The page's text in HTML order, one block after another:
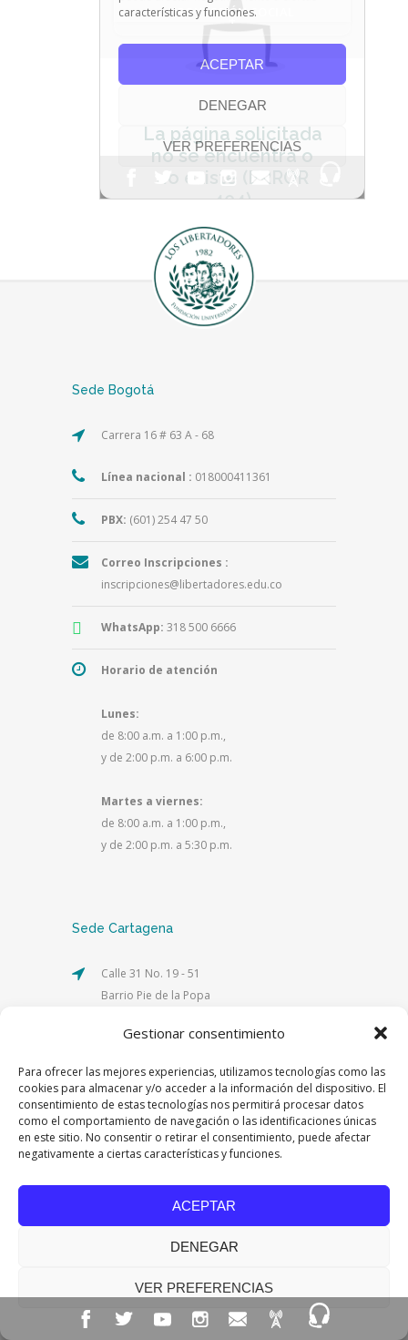
Gestionar consentimiento
Para ofrecer las mejores experiencias, utilizamos tecnologías como las
cookies para almacenar y/o acceder a la información del dispositivo. El
consentimiento de estas tecnologías nos permitirá procesar datos
como el comportamiento de navegación o las identificaciones únicas
en este sitio. No consentir o retirar el consentimiento, puede afectar
negativamente a ciertas características y funciones.
ACEPTAR
DENEGAR
VER PREFERENCIAS
Sede Bogotá
Carrera 16 # 63 A - 68
Línea nacional : 018000411361
PBX: (601) 254 47 50
Correo Inscripciones :
inscripciones@libertadores.edu.co
WhatsApp: 318 500 6666
Horario de atención
Lunes:
de 8:00 a.m. a 1:00 p.m.,
y de 2:00 p.m. a 6:00 p.m.
Martes a viernes:
de 8:00 a.m. a 1:00 p.m.,
y de 2:00 p.m. a 5:30 p.m.
Sede Cartagena
Calle 31 No. 19 - 51
Barrio Pie de la Popa
PBX:(605) 6545253
Horario de atención
Lunes a viernes:
8:00 a.m. a 1:00 p.m.,